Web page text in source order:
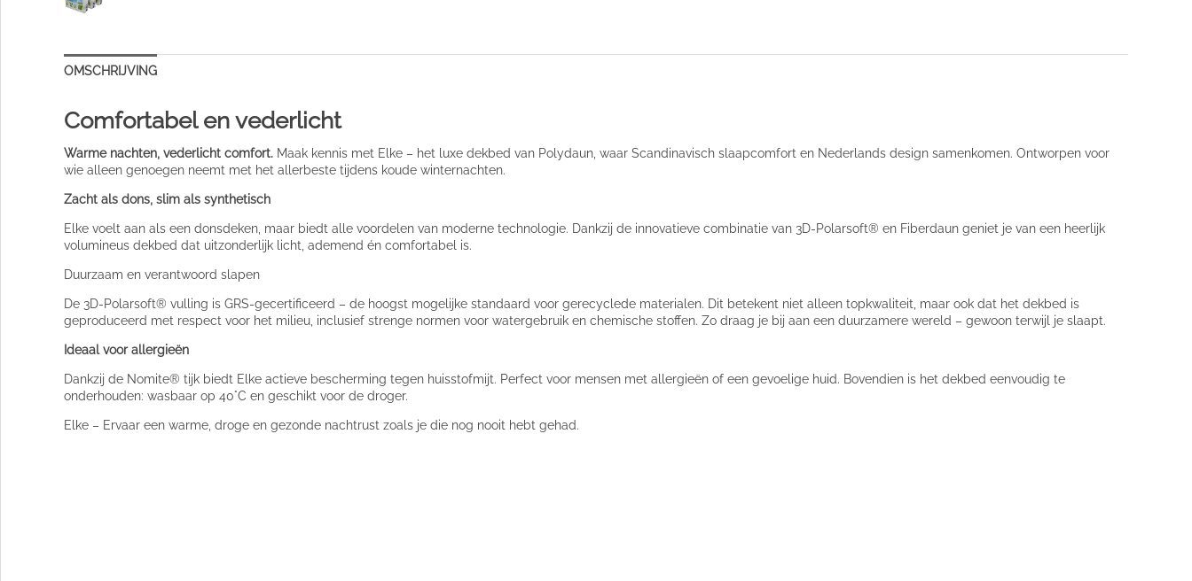
OMSCHRIJVING
Comfortabel en vederlicht
Warme nachten, vederlicht comfort. Maak kennis met Elke – het luxe dekbed van Polydaun, waar Scandinavisch slaapcomfort en Nederlands design samenkomen. Ontworpen voor
wie alleen genoegen neemt met het allerbeste tijdens koude winternachten.
Zacht als dons, slim als synthetisch
Elke voelt aan als een donsdeken, maar biedt alle voordelen van moderne technologie. Dankzij de innovatieve combinatie van 3D-Polarsoft® en Fiberdaun geniet je van een heerlijk
volumineus dekbed dat uitzonderlijk licht, ademend én comfortabel is.
Duurzaam en verantwoord slapen
De 3D-Polarsoft® vulling is GRS-gecertificeerd – de hoogst mogelijke standaard voor gerecyclede materialen. Dit betekent niet alleen topkwaliteit, maar ook dat het dekbed is
geproduceerd met respect voor het milieu, inclusief strenge normen voor watergebruik en chemische stoffen. Zo draag je bij aan een duurzamere wereld – gewoon terwijl je slaapt.
Ideaal voor allergieën
Dankzij de Nomite® tijk biedt Elke actieve bescherming tegen huisstofmijt. Perfect voor mensen met allergieën of een gevoelige huid. Bovendien is het dekbed eenvoudig te
onderhouden: wasbaar op 40°C en geschikt voor de droger.
Elke – Ervaar een warme, droge en gezonde nachtrust zoals je die nog nooit hebt gehad.